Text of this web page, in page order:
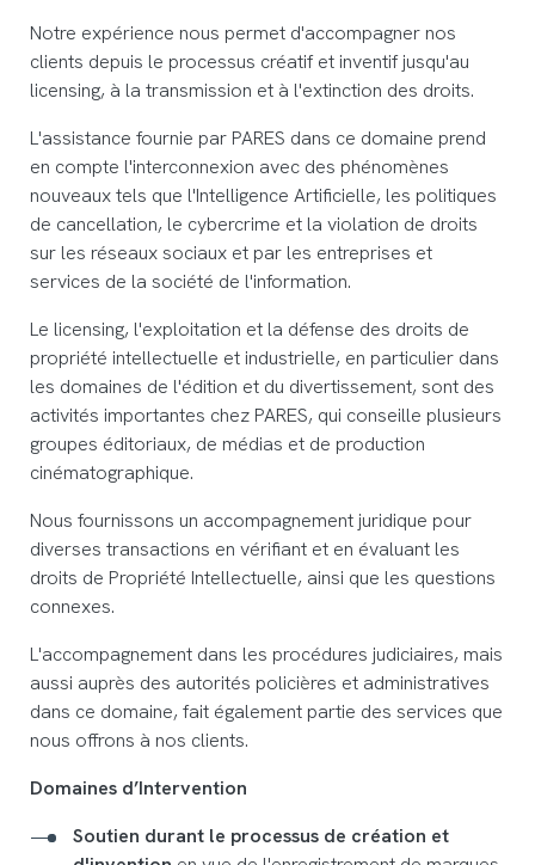
Notre expérience nous permet d'accompagner nos
clients depuis le processus créatif et inventif jusqu'au
licensing, à la transmission et à l'extinction des droits.
L'assistance fournie par PARES dans ce domaine prend
en compte l'interconnexion avec des phénomènes
nouveaux tels que l'Intelligence Artificielle, les politiques
de cancellation, le cybercrime et la violation de droits
sur les réseaux sociaux et par les entreprises et
services de la société de l'information.
Le licensing, l'exploitation et la défense des droits de
propriété intellectuelle et industrielle, en particulier dans
les domaines de l'édition et du divertissement, sont des
activités importantes chez PARES, qui conseille plusieurs
groupes éditoriaux, de médias et de production
cinématographique.
Nous fournissons un accompagnement juridique pour
diverses transactions en vérifiant et en évaluant les
droits de Propriété Intellectuelle, ainsi que les questions
connexes.
L'accompagnement dans les procédures judiciaires, mais
aussi auprès des autorités policières et administratives
dans ce domaine, fait également partie des services que
nous offrons à nos clients.
Domaines d’Intervention
Soutien durant le processus de création et